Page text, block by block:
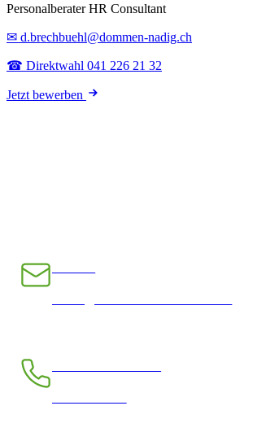
Personalberater HR Consultant
✉ d.brechbuehl@dommen-nadig.ch
☎ Direktwahl 041 226 21 32
Jetzt bewerben